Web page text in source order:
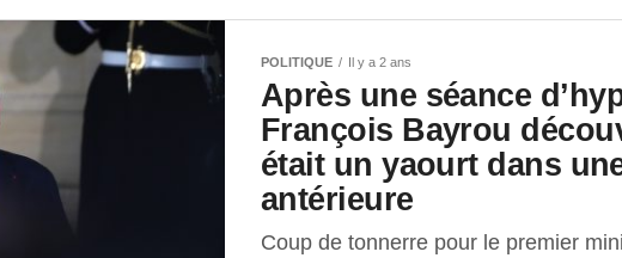
POLITIQUE Il y a 2 ans
Après une séance
François Bayrou
était un yaourt dans
antérieure
Coup de tonnerre pour le premier